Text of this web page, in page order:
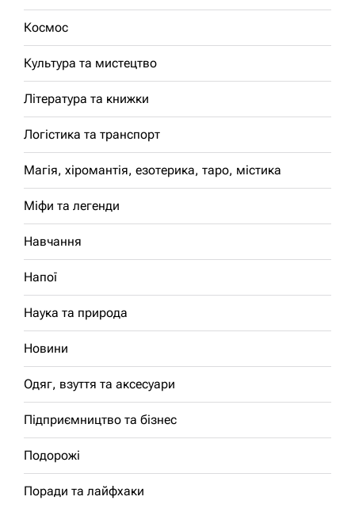
Космос
Культура та мистецтво
Література та книжки
Логістика та транспорт
Магія, хіромантія, езотерика, таро, містика
Міфи та легенди
Навчання
Напої
Наука та природа
Новини
Одяг, взуття та аксесуари
Підприємництво та бізнес
Подорожі
Поради та лайфхаки